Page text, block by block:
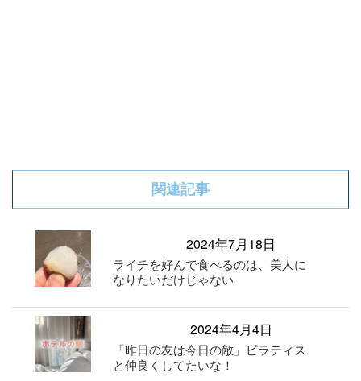
関連記事
2024年7月18日
ライチを好んで食べるのは、美人に
なりたいだけじゃない
2024年4月4日
「昨日の友は今日の敵」ピラティス
と仲良くしてたいな！